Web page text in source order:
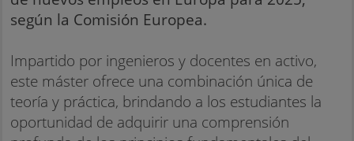
según la Comisión Europea.
Impartido por ingenieros y docentes en activo,
este máster ofrece una combinación única de
teoría y práctica, brindando a los estudiantes la
oportunidad de adquirir una comprensión